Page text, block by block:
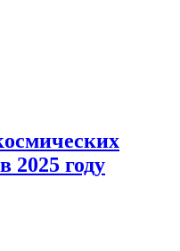
2025 году